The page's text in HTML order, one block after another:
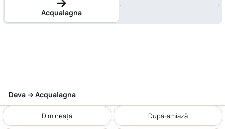
Acqualagna
Deva → Acqualagna
Dimineață După-amiază